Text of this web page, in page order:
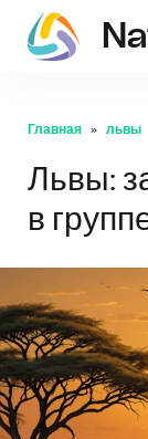
Главная львы
Львы:
в